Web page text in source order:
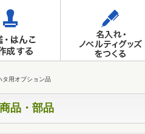
タ用オプション品
品・部品